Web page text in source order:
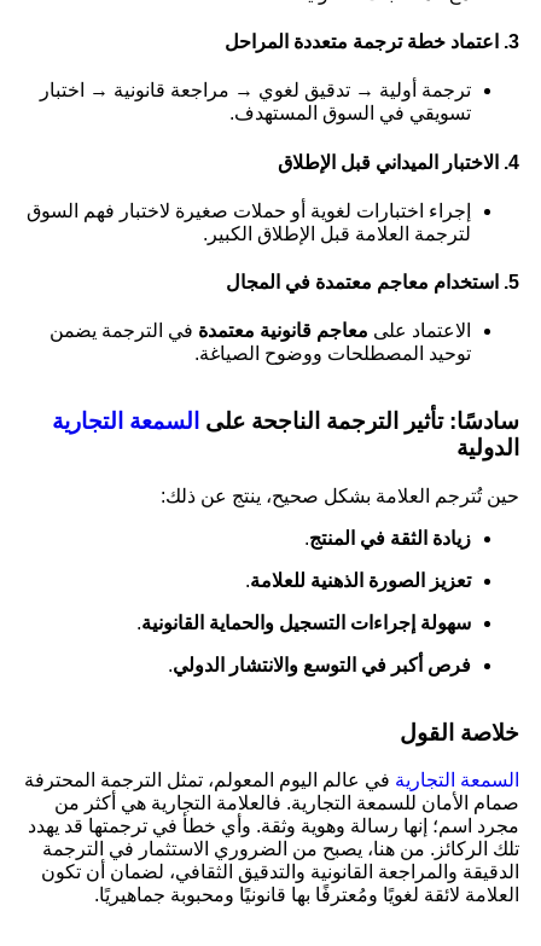
3. اعتماد خطة ترجمة متعددة المراحل
ترجمة أولية → تدقيق لغوي → مراجعة قانونية → اختبار
تسويقي في السوق المستهدف.
4. الاختبار الميداني قبل الإطلاق
إجراء اختبارات لغوية أو حملات صغيرة لاختبار فهم السوق
لترجمة العلامة قبل الإطلاق الكبير.
5. استخدام معاجم معتمدة في المجال
الاعتماد على معاجم قانونية معتمدة في الترجمة يضمن
توحيد المصطلحات ووضوح الصياغة.
سادسًا: تأثير الترجمة الناجحة على السمعة التجارية
الدولية
حين تُترجم العلامة بشكل صحيح، ينتج عن ذلك:
زيادة الثقة في المنتج.
تعزيز الصورة الذهنية للعلامة.
سهولة إجراءات التسجيل والحماية القانونية.
فرص أكبر في التوسع والانتشار الدولي.
خلاصة القول
السمعة التجارية في عالم اليوم المعولم، تمثل الترجمة المحترفة
صمام الأمان للسمعة التجارية. فالعلامة التجارية هي أكثر من
مجرد اسم؛ إنها رسالة وهوية وثقة. وأي خطأ في ترجمتها قد يهدد
تلك الركائز. من هنا، يصبح من الضروري الاستثمار في الترجمة
الدقيقة والمراجعة القانونية والتدقيق الثقافي، لضمان أن تكون
العلامة لائقة لغويًا ومُعترفًا بها قانونيًا ومحبوبة جماهيريًا.